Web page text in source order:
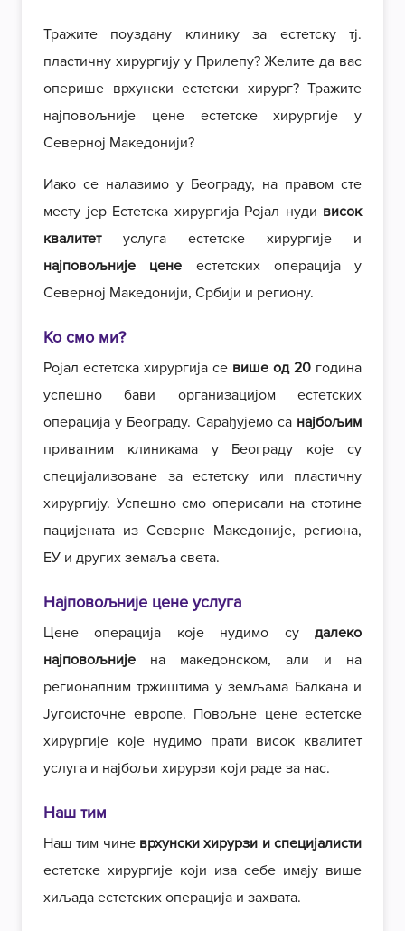
Тражите поуздану клинику за естетску тј.
пластичну хирургију у Прилепу? Желите да вас
оперише врхунски естетски хирург? Тражите
најповољније цене естетске хирургије у
Северној Македонији?
Иако се налазимо у Београду, на правом сте
месту јер Естетска хирургија Ројал нуди висок
квалитетуслуга естетске хирургије и
најповољније цене естетских операција у
Северној Македонији, Србији и региону.
Ко смо ми?
Ројал естетска хирургија се више од 20 година
успешно бави организацијом естетских
операција у Београду. Сарађујемо са најбољим
приватним клиникама у Београду које су
специјализоване за естетску или пластичну
хирургију. Успешно смо оперисали на стотине
пацијената из Северне Македоније, региона,
ЕУ и других земаља света.
Најповољније цене услуга
Цене операција које нудимо су далеко
најповољније на македонском, али и на
регионалним тржиштима у земљама Балкана и
Југоисточне европе. Повољне цене естетске
хирургије које нудимо прати висок квалитет
услуга и најбољи хирурзи који раде за нас.
Наш тим
Наш тим чине врхунски хирурзи и специјалисти
естетске хирургије који иза себе имају више
хиљада естетских операција и захвата.